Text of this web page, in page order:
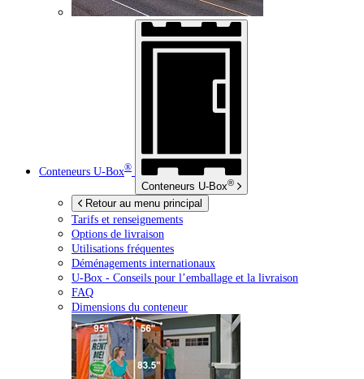
Conteneurs U-Box®
Conteneurs U-Box®
Retour au menu principal
Tarifs et renseignements
Options de livraison
Utilisations fréquentes
Déménagements internationaux
U-Box - Conseils pour l’emballage et la livraison
FAQ
Dimensions du conteneur